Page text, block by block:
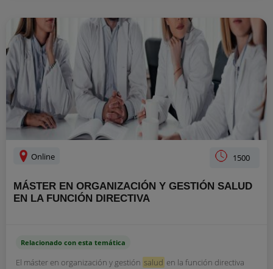
Online 1500
MÁSTER EN ORGANIZACIÓN Y GESTIÓN SALUD
EN LA FUNCIÓN DIRECTIVA
Relacionado con esta temática
El máster en organización y gestión salud en la función directiva